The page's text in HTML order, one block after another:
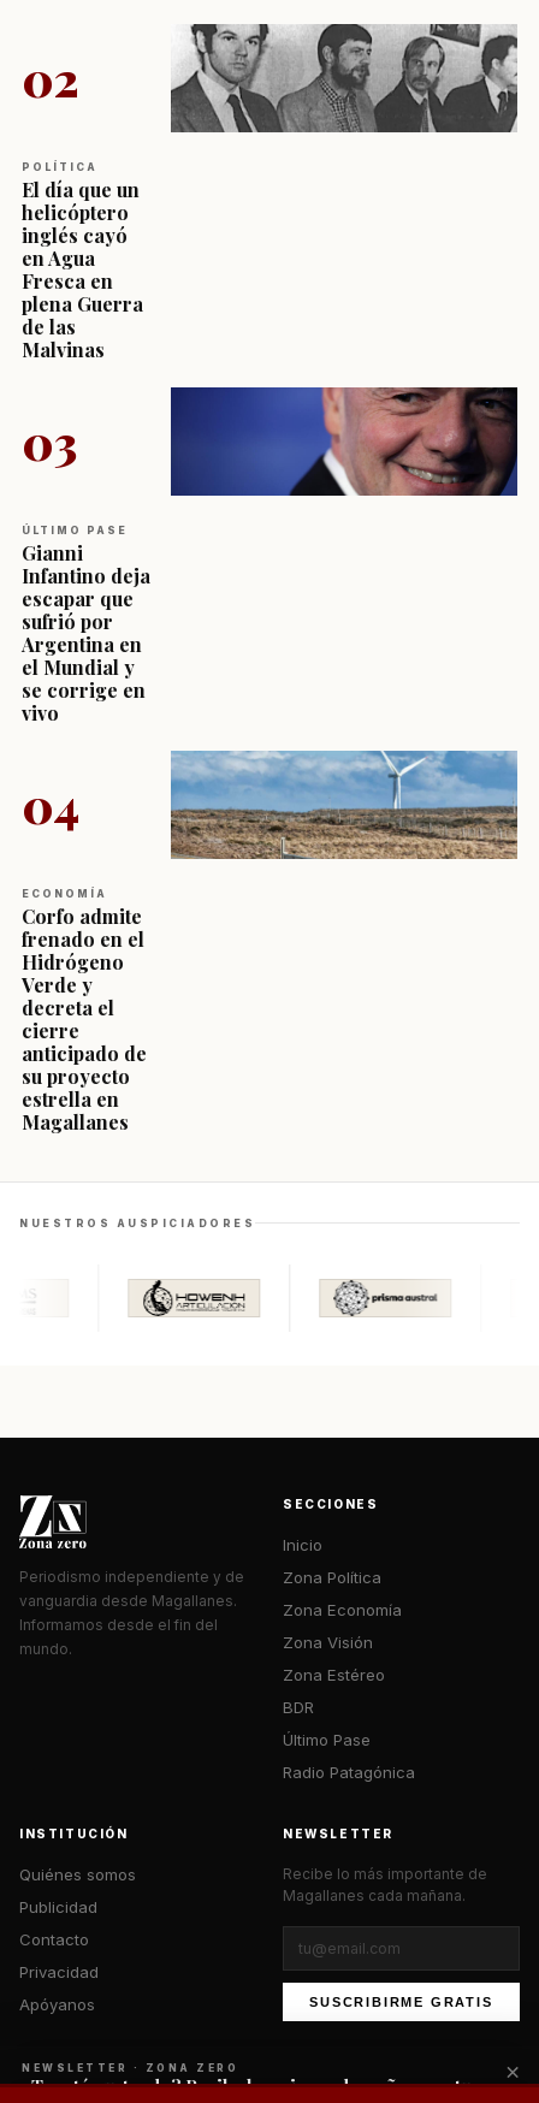
02
POLÍTICA
El día que un
helicóptero
inglés cayó
en Agua
Fresca en
plena Guerra
de las
Malvinas
03
ÚLTIMO PASE
Gianni
Infantino deja
escapar que
sufrió por
Argentina en
el Mundial y
se corrige en
vivo
04
ECONOMÍA
Corfo admite
frenado en el
Hidrógeno
Verde y
decreta el
cierre
anticipado de
su proyecto
estrella en
Magallanes
NUESTROS AUSPICIADORES
Periodismo independiente y de
vanguardia desde Magallanes.
Informamos desde el fin del
mundo.
SECCIONES
Inicio
Zona Política
Zona Economía
Zona Visión
Zona Estéreo
BDR
Último Pase
Radio Patagónica
INSTITUCIÓN
Quiénes somos
Publicidad
Contacto
Privacidad
Apóyanos
NEWSLETTER
Recibe lo más importante de
Magallanes cada mañana.
SUSCRIBIRME GRATIS
NEWSLETTER · ZONA ZERO
¿Te está gustando? Recibe lo mejor cada mañana en tu
×